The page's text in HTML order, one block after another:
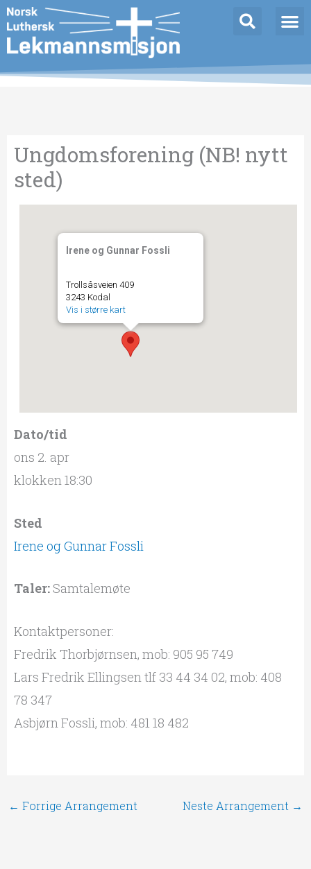
Hopp
rett
til
innholdet
Ungdomsforening (NB! nytt
sted)
Irene og Gunnar Fossli
Trollsåsveien 409
3243 Kodal
Vis i større kart
Dato/tid
ons 2. apr
klokken 18:30
Sted
Irene og Gunnar Fossli
Taler:Samtalemøte
Kontaktpersoner:
Fredrik Thorbjørnsen, mob: 905 95 749
Lars Fredrik Ellingsen tlf 33 44 34 02, mob: 408
78 347
Asbjørn Fossli, mob: 481 18 482
← Forrige Arrangement Neste Arrangement →